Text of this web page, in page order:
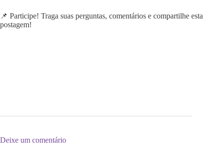
📌 Participe! Traga suas perguntas, comentários e compartilhe esta
postagem!
Deixe um comentário